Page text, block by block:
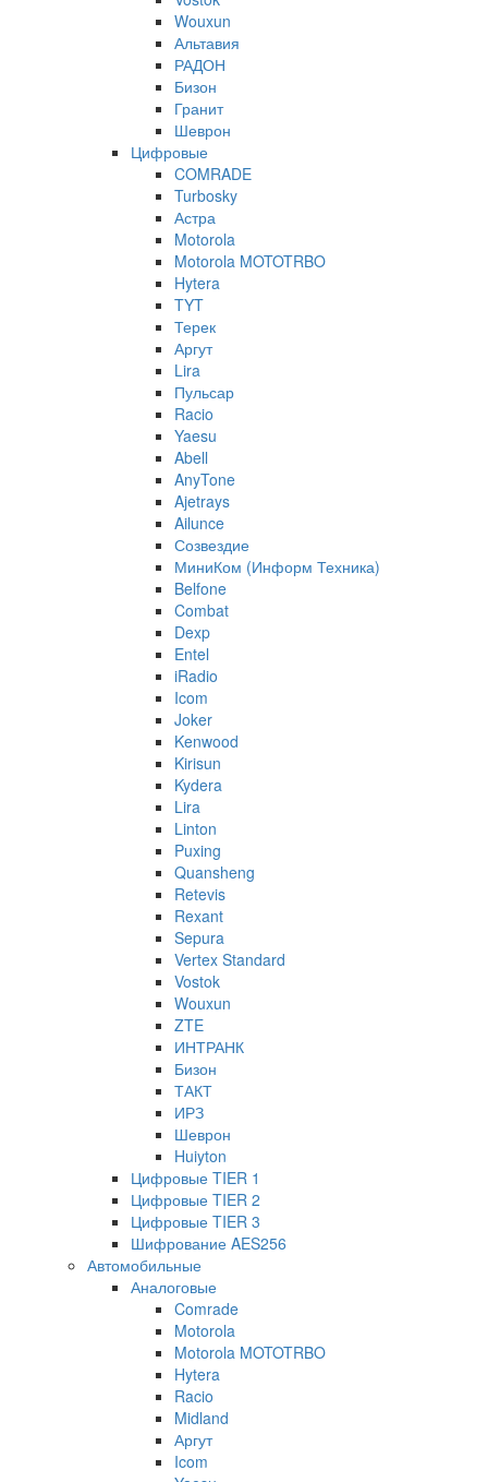
Wouxun
Альтавия
РАДОН
Бизон
Гранит
Шеврон
Цифровые
COMRADE
Turbosky
Астра
Motorola
Motorola MOTOTRBO
Hytera
TYT
Терек
Аргут
Lira
Пульсар
Racio
Yaesu
Abell
AnyTone
Ajetrays
Ailunce
Созвездие
МиниКом (Информ Техника)
Belfone
Combat
Dexp
Entel
iRadio
Icom
Joker
Kenwood
Kirisun
Kydera
Lira
Linton
Puxing
Quansheng
Retevis
Rexant
Sepura
Vertex Standard
Vostok
Wouxun
ZTE
ИНТРАНК
Бизон
ТАКТ
ИРЗ
Шеврон
Huiyton
Цифровые TIER 1
Цифровые TIER 2
Цифровые TIER 3
Шифрование AES256
Автомобильные
Аналоговые
Comrade
Motorola
Motorola MOTOTRBO
Hytera
Racio
Midland
Аргут
Icom